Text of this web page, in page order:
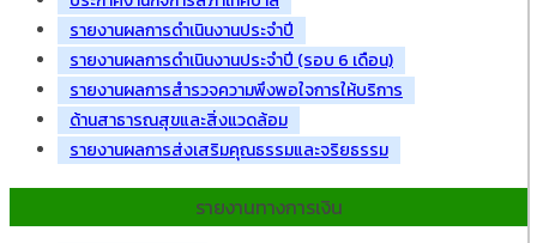
รายงานผลการดำเนินงานประจำปี
รายงานผลการดำเนินงานประจำปี (รอบ 6 เดือน)
รายงานผลการสำรวจความพึงพอใจการให้บริการ
ด้านสาธารณสุขและสิ่งแวดล้อม
รายงานผลการส่งเสริมคุณธรรมและจริยธรรม
รายงานทางการเงิน